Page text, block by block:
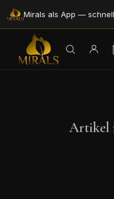
Mirals als App —
Artikel